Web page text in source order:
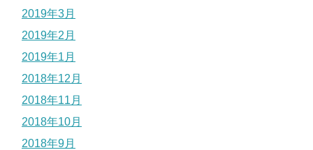
2019年3月
2019年2月
2019年1月
2018年12月
2018年11月
2018年10月
2018年9月